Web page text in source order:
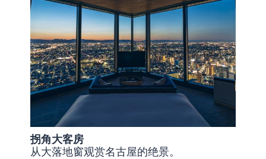
拐角大客房
从大落地窗观赏名古屋的绝景。